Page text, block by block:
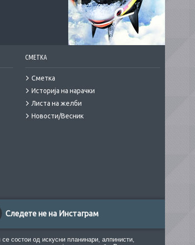
СМЕТКА
Сметка
Историја на нарачки
Листа на желби
Новости/Весник
Следете не на Инстаграм
состои од искусни планинари, алпинисти,